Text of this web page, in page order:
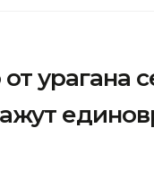
урагана